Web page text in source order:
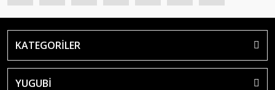
KATEGORİLER
YUGUBİ